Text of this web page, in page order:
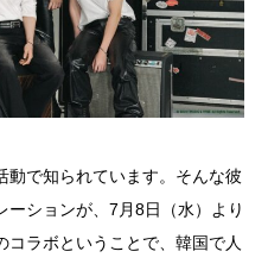
動で知られています。そんな彼
ーションが、7月8日（水）より
コラボということで、韓国で人